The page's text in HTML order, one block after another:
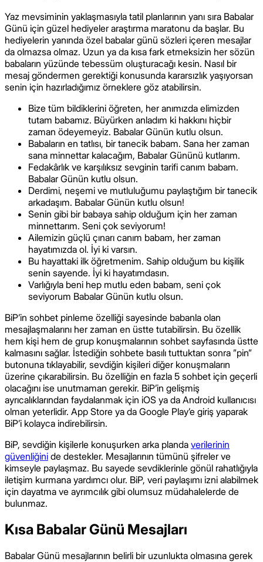
Yaz mevsiminin yaklaşmasıyla tatil planlarının yanı sıra Babalar
Günü için güzel hediyeler araştırma maratonu da başlar. Bu
hediyelerin yanında özel babalar günü sözleri içeren mesajlar
da olmazsa olmaz. Uzun ya da kısa fark etmeksizin her sözün
babaların yüzünde tebessüm oluşturacağı kesin. Nasıl bir
mesaj göndermen gerektiği konusunda kararsızlık yaşıyorsan
senin için hazırladığımız örneklere göz atabilirsin.
Bize tüm bildiklerini öğreten, her anımızda elimizden
tutam babamız. Büyürken anladım ki hakkını hiçbir
zaman ödeyemeyiz. Babalar Günün kutlu olsun.
Babaların en tatlısı, bir tanecik babam. Sana her zaman
sana minnettar kalacağım, Babalar Gününü kutlarım.
Fedakârlık ve karşılıksız sevginin tarifi canım babam.
Babalar Günün kutlu olsun.
Derdimi, neşemi ve mutluluğumu paylaştığım bir tanecik
arkadaşım. Babalar Günün kutlu olsun!
Senin gibi bir babaya sahip olduğum için her zaman
minnettarım. Seni çok seviyorum!
Ailemizin güçlü çınarı canım babam, her zaman
hayatımızda ol. İyi ki varsın.
Bu hayattaki ilk öğretmenim. Sahip olduğum bu kişilik
senin sayende. İyi ki hayatımdasın.
Varlığıyla beni hep mutlu eden babam, seni çok
seviyorum Babalar Günün kutlu olsun.
BiP’in sohbet pinleme özelliği sayesinde babanla olan
mesajlaşmalarını her zaman en üstte tutabilirsin. Bu özellik
hem kişi hem de grup konuşmalarının sohbet sayfasında üstte
kalmasını sağlar. İstediğin sohbete basılı tuttuktan sonra ”pin”
butonuna tıklayabilir, sevdiğin kişileri diğer konuşmaların
üzerine çıkarabilirsin. Bu özelliğin en fazla 5 sohbet için geçerli
olacağını ise unutmaman gerekir. BiP’in gelişmiş
ayrıcalıklarından faydalanmak için iOS ya da Android kullanıcısı
olman yeterlidir. App Store ya da Google Play’e giriş yaparak
BiP’i kolayca indirebilirsin.
BiP, sevdiğin kişilerle konuşurken arka planda verilerinin
güvenliğini de destekler. Mesajlarının tümünü şifreler ve
kimseyle paylaşmaz. Bu sayede sevdiklerinle gönül rahatlığıyla
iletişim kurmana yardımcı olur. BiP, veri paylaşımı izni alabilmek
için dayatma ve ayrımcılık gibi olumsuz müdahalelerde de
bulunmaz.
Kısa Babalar Günü Mesajları
Babalar Günü mesajlarının belirli bir uzunlukta olmasına gerek